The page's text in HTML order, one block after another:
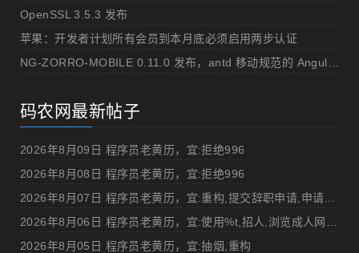
OpenSSL 3.5.3 发布
苹果：开发者计划所有会员到本月底必须启用两步认证
码农网最新帖子
2026年8月09日 程序员老黄历，宜:拒绝996
2026年8月08日 程序员老黄历，宜:拒绝996
2026年8月05日 程序员老黄历，宜:抽烟,重构